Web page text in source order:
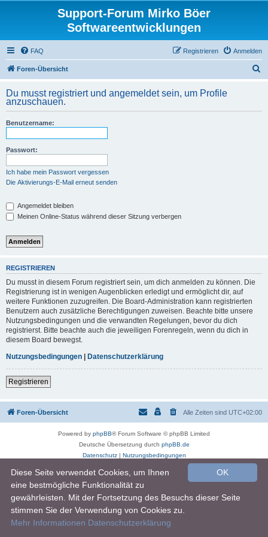
Support-Forum Mirko Böer
Softwareentwicklungen
FAQ Anmelden
Registrieren
Foren-Übersicht
h
Du musst registriert und angemeldet sein, um Profile
anzuschauen.
Benutzername:
Passwort:
Ich habe mein Passwort vergessen
Die Aktivierungs-E-Mail erneut senden
Angemeldet bleiben
Meinen Online-Status während dieser Sitzung verbergen
REGISTRIEREN
Du musst in diesem Forum registriert sein, um dich anmelden zu können. Die
Registrierung ist in wenigen Augenblicken erledigt und ermöglicht dir, auf
weitere Funktionen zuzugreifen. Die Board-Administration kann registrierten
Benutzern auch zusätzliche Berechtigungen zuweisen. Beachte bitte unsere
Nutzungsbedingungen und die verwandten Regelungen, bevor du dich
registrierst. Bitte beachte auch die jeweiligen Forenregeln, wenn du dich in
diesem Board bewegst.
Nutzungsbedingungen | Datenschutzerklärung
Registrieren
Foren-Übersicht Alle Zeiten sind UTC+02:00
Powered by phpBB® Forum Software © phpBB Limited
Deutsche Übersetzung durch phpBB.de
Datenschutz| Nutzungsbedingungen
OK
Diese Seite verwendet Cookies, um Ihnen
eine bestmögliche Funktionalität zu
gewährleisten. Mit der Fortsetzung des Besuchs dieser Seite
stimmen Sie der Verwendung von Cookies zu.
Mehr Informationen Datenschutzerklärung